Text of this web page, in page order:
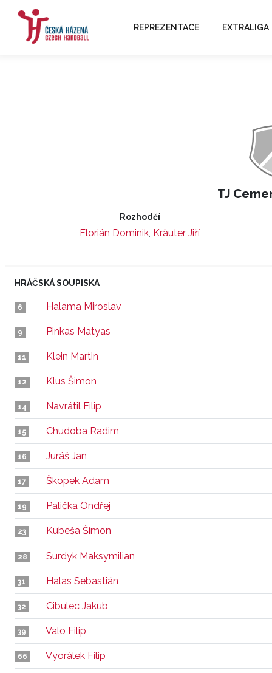
REPREZENTACE EXTRALIGA
TJ
Rozhodčí
Florián Dominik, Kräuter Jiří
HRÁČSKÁ SOUPISKA
6 Halama Miroslav
9 Pinkas Matyas
11 Klein Martin
12 Klus Šimon
14 Navrátil Filip
15 Chudoba Radim
16 Juráš Jan
17 Škopek Adam
19 Palička Ondřej
23 Kubeša Šimon
28 Surdyk Maksymilian
31 Halas Sebastián
32 Cibulec Jakub
39 Valo Filip
66 Vyorálek Filip